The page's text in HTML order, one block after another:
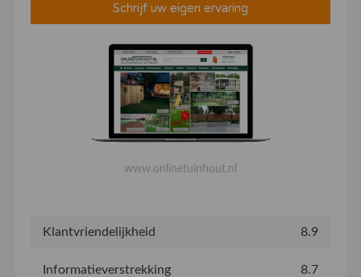
Schrijf uw eigen ervaring
www.onlinetuinhout.nl
Klantvriendelijkheid 8.9
Informatieverstrekking 8.7